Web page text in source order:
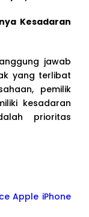
Kesadaran
jawab
yang terlibat
pemilik
kesadaran
prioritas
Apple iPhone